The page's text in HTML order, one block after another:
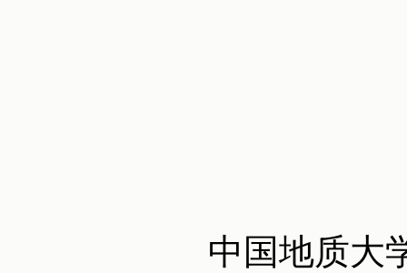
中国地质大